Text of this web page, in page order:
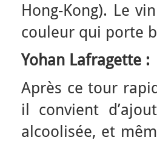
Hong-Kong). Le
couleur qui porte
Yohan Lafragette :
Après ce tour
il convient
alcoolisée, et